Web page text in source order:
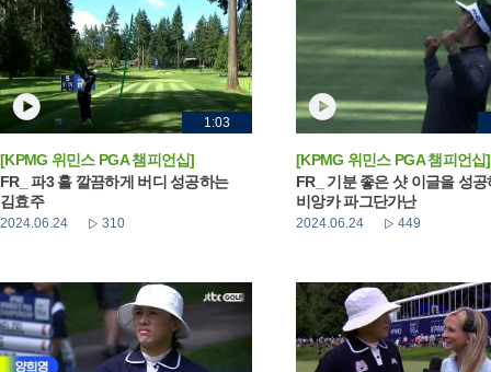
1:03
[KPMG 위민스 PGA 챔피언십]
FR_ 파3 홀 깔끔하게 버디 성공하는
김효주
2024.06.24 310
[KPMG 위민스 PGA 챔피언십]
FR_ 기분 좋은 샷 이글을 성공
비앙카 파그단가난
2024.06.24 449